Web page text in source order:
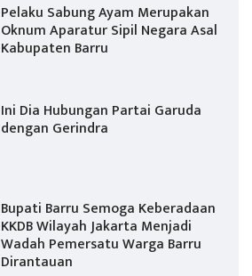
Pelaku Sabung Ayam Merupakan
Oknum Aparatur Sipil Negara Asal
Kabupaten Barru
Ini Dia Hubungan Partai Garuda
dengan Gerindra
Bupati Barru Semoga Keberadaan
KKDB Wilayah Jakarta Menjadi
Wadah Pemersatu Warga Barru
Dirantauan